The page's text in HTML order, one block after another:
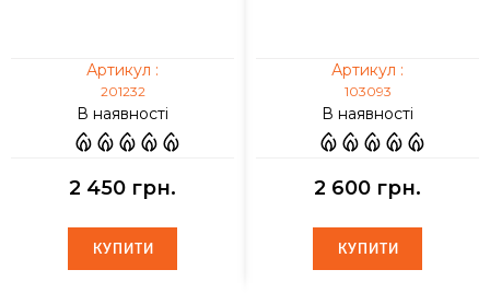
Артикул :
201232
В наявності
2 450 грн.
КУПИТИ
КУПИТИ
Артикул :
103093
В наявності
2 600 грн.
КУПИТИ
КУПИТИ